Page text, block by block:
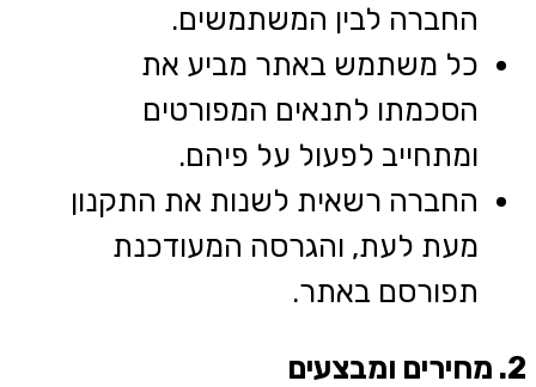
החברה לבין המשתמשים.
כל משתמש באתר מביע את
הסכמתו לתנאים המפורטים
ומתחייב לפעול על פיהם.
החברה רשאית לשנות את התקנון
מעת לעת, והגרסה המעודכנת
תפורסם באתר.
2. מחירים ומבצעים